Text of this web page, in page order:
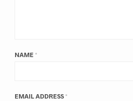
NAME *
EMAIL ADDRESS*